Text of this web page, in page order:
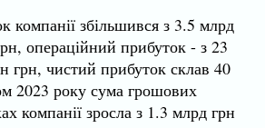
компанії збільшився з 3.5 млрд
операційний прибуток - з 23
грн, чистий прибуток склав 40
2023 року сума грошових
компанії зросла з 1.3 млрд грн